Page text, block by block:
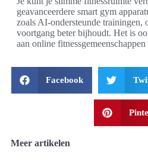
geavanceerdere smart gym
zoals AI-ondersteunde trainingen,
voortgang beter bijhoudt. Het is
aan online
Facebook
Meer artikelen